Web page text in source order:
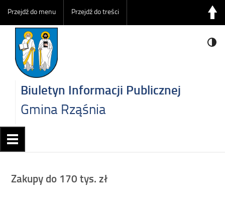
Przejdź do menu Przejdź do treści
Biuletyn Informacji Publicznej
Gmina Rząśnia
Zakupy do 170 tys. zł